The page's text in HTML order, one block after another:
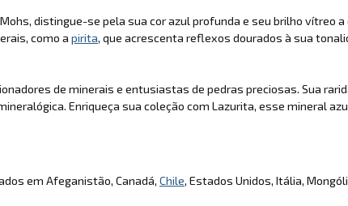
distingue-se pela sua cor azul profunda e seu brilho vítreo a
como a pirita, que acrescenta reflexos dourados à sua
de minerais e entusiastas de pedras preciosas. Sua
Enriqueça sua coleção com Lazurita, esse mineral
em Afeganistão, Canadá, Chile, Estados Unidos, Itália,